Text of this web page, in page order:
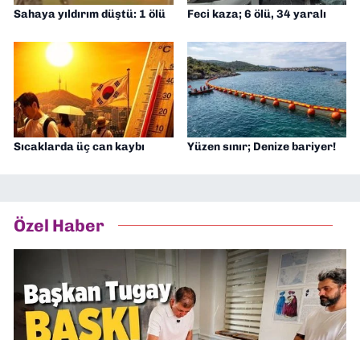
Sahaya yıldırım düştü: 1 ölü Feci kaza; 6 ölü, 34 yaralı
Sıcaklarda üç can kaybı Yüzen sınır; Denize bariyer!
Özel Haber